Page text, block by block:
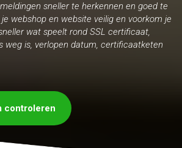
sneller te herkennen en goed te
webshop en website veilig en voorkom je
wat speelt rond SSL certificaat,
weg is, verlopen datum, certificaatketen
controleren